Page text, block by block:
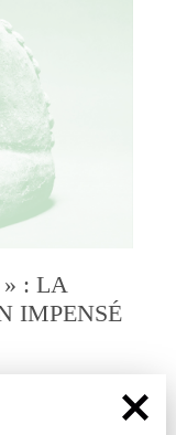
: LA
IMPENSÉ